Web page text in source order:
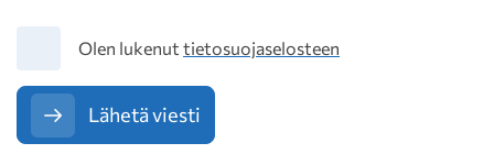
TietosuojaOlen lukenut tietosuojaselosteen
Lähetä viesti